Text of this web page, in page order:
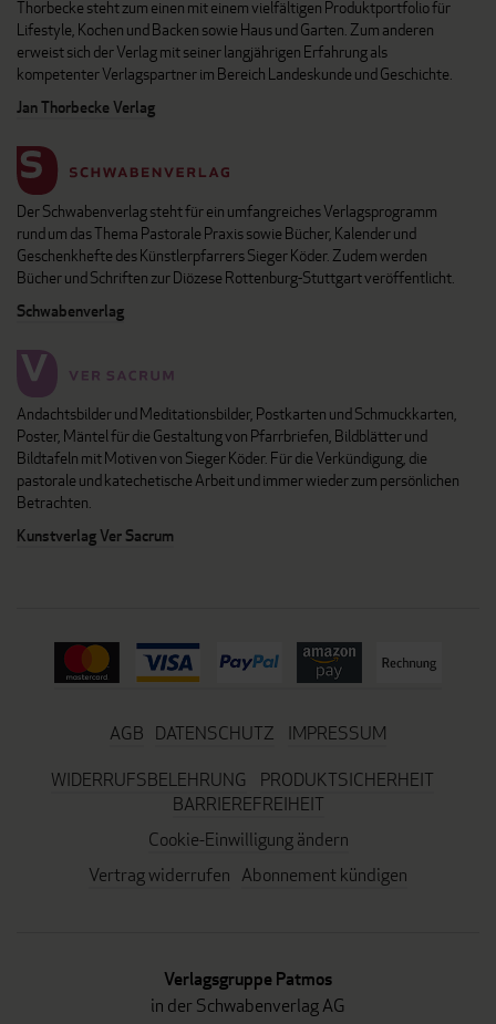
Thorbecke steht zum einen mit einem vielfältigen Produktportfolio für
Lifestyle, Kochen und Backen sowie Haus und Garten. Zum anderen
erweist sich der Verlag mit seiner langjährigen Erfahrung als
kompetenter Verlagspartner im Bereich Landeskunde und Geschichte.
Jan Thorbecke Verlag
Der Schwabenverlag steht für ein umfangreiches Verlagsprogramm
rund um das Thema Pastorale Praxis sowie Bücher, Kalender und
Geschenkhefte des Künstlerpfarrers Sieger Köder. Zudem werden
Bücher und Schriften zur Diözese Rottenburg-Stuttgart veröffentlicht.
Schwabenverlag
Andachtsbilder und Meditationsbilder, Postkarten und Schmuckkarten,
Poster, Mäntel für die Gestaltung von Pfarrbriefen, Bildblätter und
Bildtafeln mit Motiven von Sieger Köder. Für die Verkündigung, die
pastorale und katechetische Arbeit und immer wieder zum persönlichen
Betrachten.
Kunstverlag Ver Sacrum
AGB DATENSCHUTZ
IMPRESSUM
WIDERRUFSBELEHRUNG
PRODUKTSICHERHEIT
BARRIEREFREIHEIT
Cookie-Einwilligung ändern
Vertrag widerrufen Abonnement kündigen
Verlagsgruppe Patmos
in der Schwabenverlag AG